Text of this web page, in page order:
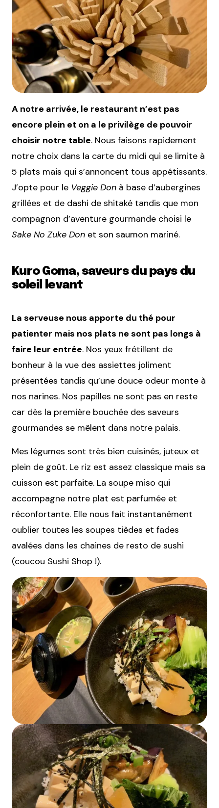
A notre arrivée, le restaurant n’est pas
encore plein et on a le privilège de pouvoir
choisir notre table. Nous faisons rapidement
notre choix dans la carte du midi qui se limite à
5 plats mais qui s’annoncent tous appétissants.
J’opte pour le Veggie Don à base d’aubergines
grillées et de dashi de shitaké tandis que mon
compagnon d’aventure gourmande choisi le
Sake No Zuke Don et son saumon mariné.
Kuro Goma, saveurs du pays du
soleil levant
La serveuse nous apporte du thé pour
patienter mais nos plats ne sont pas longs à
faire leur entrée. Nos yeux frétillent de
bonheur à la vue des assiettes joliment
présentées tandis qu’une douce odeur monte à
nos narines. Nos papilles ne sont pas en reste
car dès la première bouchée des saveurs
gourmandes se mêlent dans notre palais.
Mes légumes sont très bien cuisinés, juteux et
plein de goût. Le riz est assez classique mais sa
cuisson est parfaite. La soupe miso qui
accompagne notre plat est parfumée et
réconfortante. Elle nous fait instantanément
oublier toutes les soupes tièdes et fades
avalées dans les chaines de resto de sushi
(coucou Sushi Shop !).